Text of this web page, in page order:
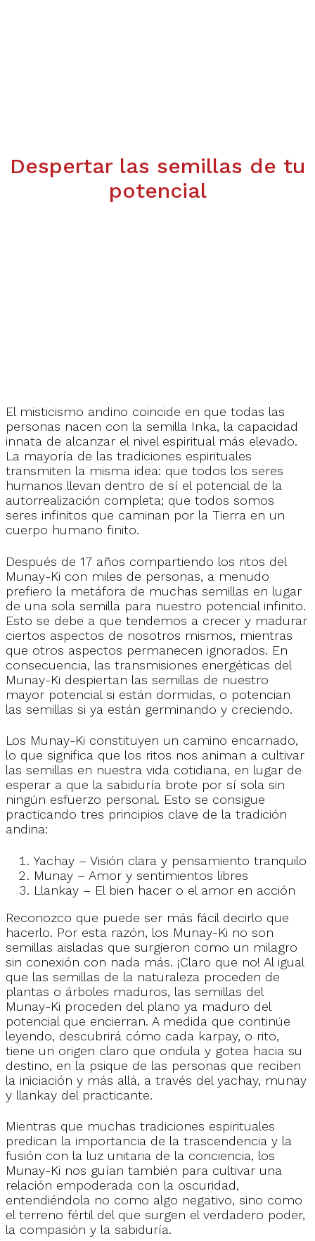
Despertar las semillas de tu
potencial
El misticismo andino coincide en que todas las
personas nacen con la semilla Inka, la capacidad
innata de alcanzar el nivel espiritual más elevado.
La mayoría de las tradiciones espirituales
transmiten la misma idea: que todos los seres
humanos llevan dentro de sí el potencial de la
autorrealización completa; que todos somos
seres infinitos que caminan por la Tierra en un
cuerpo humano finito.
Después de 17 años compartiendo los ritos del
Munay-Ki con miles de personas, a menudo
prefiero la metáfora de muchas semillas en lugar
de una sola semilla para nuestro potencial infinito.
Esto se debe a que tendemos a crecer y madurar
ciertos aspectos de nosotros mismos, mientras
que otros aspectos permanecen ignorados. En
consecuencia, las transmisiones energéticas del
Munay-Ki despiertan las semillas de nuestro
mayor potencial si están dormidas, o potencian
las semillas si ya están germinando y creciendo.
Los Munay-Ki constituyen un camino encarnado,
lo que significa que los ritos nos animan a cultivar
las semillas en nuestra vida cotidiana, en lugar de
esperar a que la sabiduría brote por sí sola sin
ningún esfuerzo personal. Esto se consigue
practicando tres principios clave de la tradición
andina:
Yachay – Visión clara y pensamiento tranquilo
Munay – Amor y sentimientos libres
Llankay – El bien hacer o el amor en acción
Reconozco que puede ser más fácil decirlo que
hacerlo. Por esta razón, los Munay-Ki no son
semillas aisladas que surgieron como un milagro
sin conexión con nada más. ¡Claro que no! Al igual
que las semillas de la naturaleza proceden de
plantas o árboles maduros, las semillas del
Munay-Ki proceden del plano ya maduro del
potencial que encierran. A medida que continúe
leyendo, descubrirá cómo cada karpay, o rito,
tiene un origen claro que ondula y gotea hacia su
destino, en la psique de las personas que reciben
la iniciación y más allá, a través del yachay, munay
y llankay del practicante.
Mientras que muchas tradiciones espirituales
predican la importancia de la trascendencia y la
fusión con la luz unitaria de la conciencia, los
Munay-Ki nos guían también para cultivar una
relación empoderada con la oscuridad,
entendiéndola no como algo negativo, sino como
el terreno fértil del que surgen el verdadero poder,
la compasión y la sabiduría.